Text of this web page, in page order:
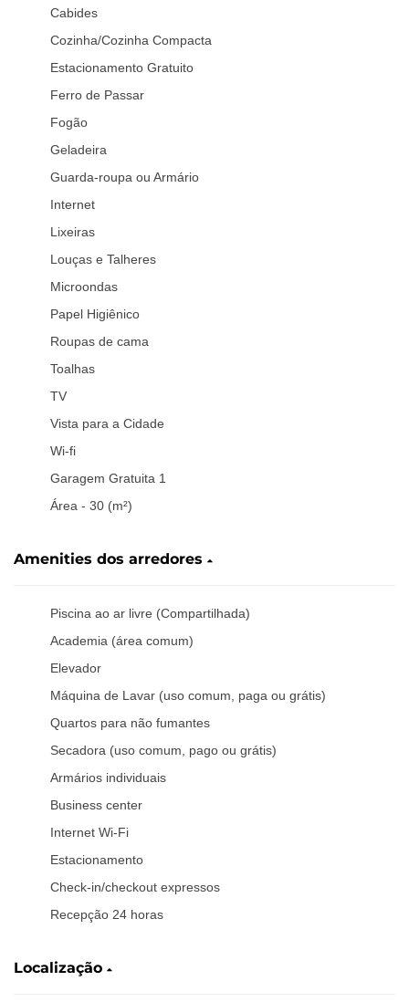
Cabides
Cozinha/Cozinha Compacta
Estacionamento Gratuito
Ferro de Passar
Fogão
Geladeira
Guarda-roupa ou Armário
Internet
Lixeiras
Louças e Talheres
Microondas
Papel Higiênico
Roupas de cama
Toalhas
TV
Vista para a Cidade
Wi-fi
Garagem Gratuita 1
Área - 30 (m²)
Amenities dos arredores
Piscina ao ar livre (Compartilhada)
Academia (área comum)
Elevador
Máquina de Lavar (uso comum, paga ou grátis)
Quartos para não fumantes
Secadora (uso comum, pago ou grátis)
Armários individuais
Business center
Internet Wi-Fi
Estacionamento
Check-in/checkout expressos
Recepção 24 horas
Localização